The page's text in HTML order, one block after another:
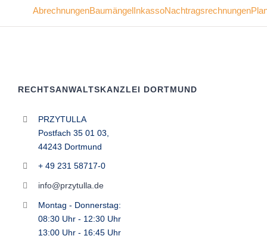
AbrechnungenBaumängelInkassoNachtragsrechnungen
RECHTSANWALTSKANZLEI DORTMUND
PRZYTULLA
Postfach 35 01 03,
44243 Dortmund
+ 49 231 58717-0
info@przytulla.de
Montag - Donnerstag:
08:30 Uhr - 12:30 Uhr
13:00 Uhr - 16:45 Uhr